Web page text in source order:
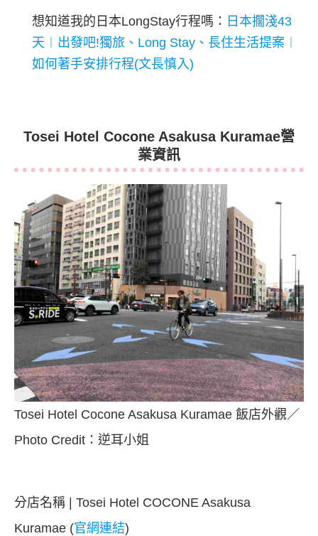
想知道我的日本LongStay行程嗎： 日本擱淺43
天︱出發吧!獨旅、Long Stay、長住生活提案︱
如何著手安排行程(文長慎入)
Tosei Hotel Cocone Asakusa Kuramae營
業資訊
Tosei Hotel Cocone Asakusa Kuramae 飯店外觀／
Photo Credit：逆耳小姐
分店名稱 | Tosei Hotel COCONE Asakusa
Kuramae (官網連結)